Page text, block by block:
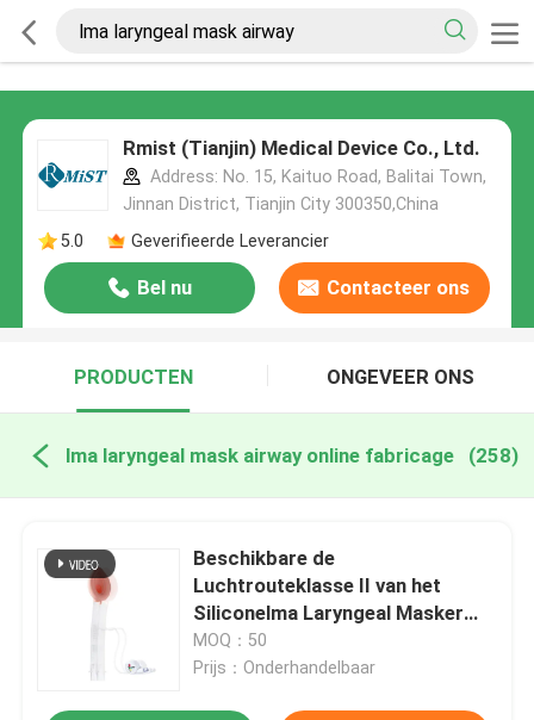
Rmist (Tianjin) Medical Device Co., Ltd.
Address: No. 15, Kaituo Road, Balitai Town,
Jinnan District, Tianjin City 300350,China
5.0
Geverifieerde Leverancier
Bel nu Contacteer ons
PRODUCTEN ONGEVEER ONS
lma laryngeal mask airway online fabricage (258)
Beschikbare de
Luchtrouteklasse II van het
Siliconelma Laryngeal Masker
voor Pasgeborene
MOQ：50
Prijs：Onderhandelbaar